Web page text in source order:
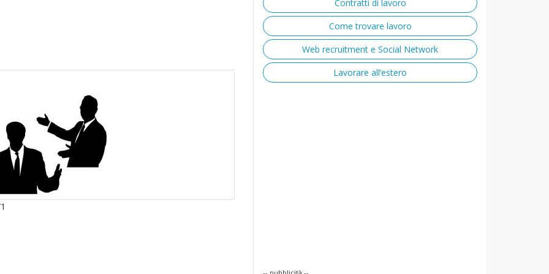
Contratti di lavoro
Come trovare lavoro
Web recruitment e Social Network
Lavorare all’estero